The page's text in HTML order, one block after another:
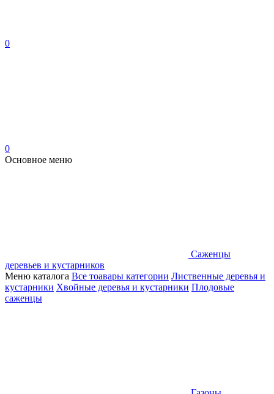
0
0
Основное меню
Саженцы
деревьев и кустарников
Меню каталога Все тоавары категории Лиственные деревья и
кустарники Хвойные деревья и кустарники Плодовые
саженцы